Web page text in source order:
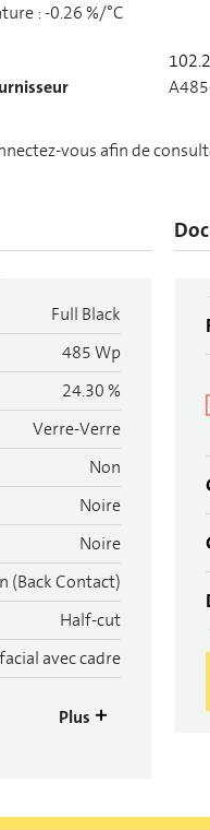
: -0.26 %/°C
vous afin de
Full Black
485 Wp
24.30 %
Verre-Verre
Non
Noire
Noire
(Back Contact)
Half-cut
avec cadre
Plus